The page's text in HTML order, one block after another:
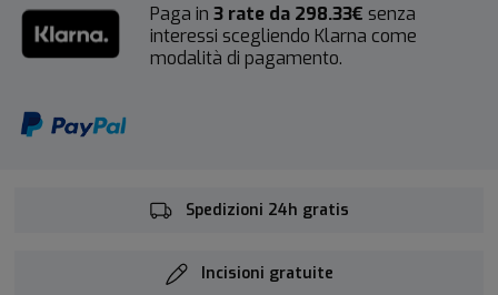
Paga in 3 rate da 298.33€ senza
interessi scegliendo Klarna come
modalità di pagamento.
Spedizioni 24h gratis
Incisioni gratuite